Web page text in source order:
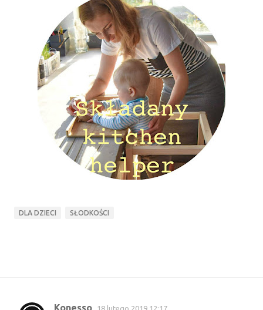
DLA DZIECI SŁODKOŚCI
Konesso 18 lutego 2019 12:17